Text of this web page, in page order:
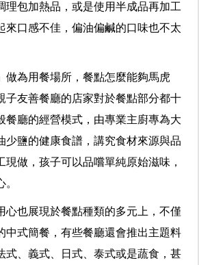
理包加熱品，或是使用半成品再加工
來口感不佳，偏油偏鹹的口味也不太
做為用餐場所，餐點怎麼能夠馬虎
子友善餐廳的店家對於餐點部分都十
餐廳的經營模式，由專業主廚專為大
少鹽的健康食譜，講究食材來源與品
現做，孩子可以品嚐單純原始滋味，
心也展現於餐點種類的多元上，不僅
中式簡餐，有些餐廳還會推出主題料
式、義式、日式、泰式或是蔬食，甚